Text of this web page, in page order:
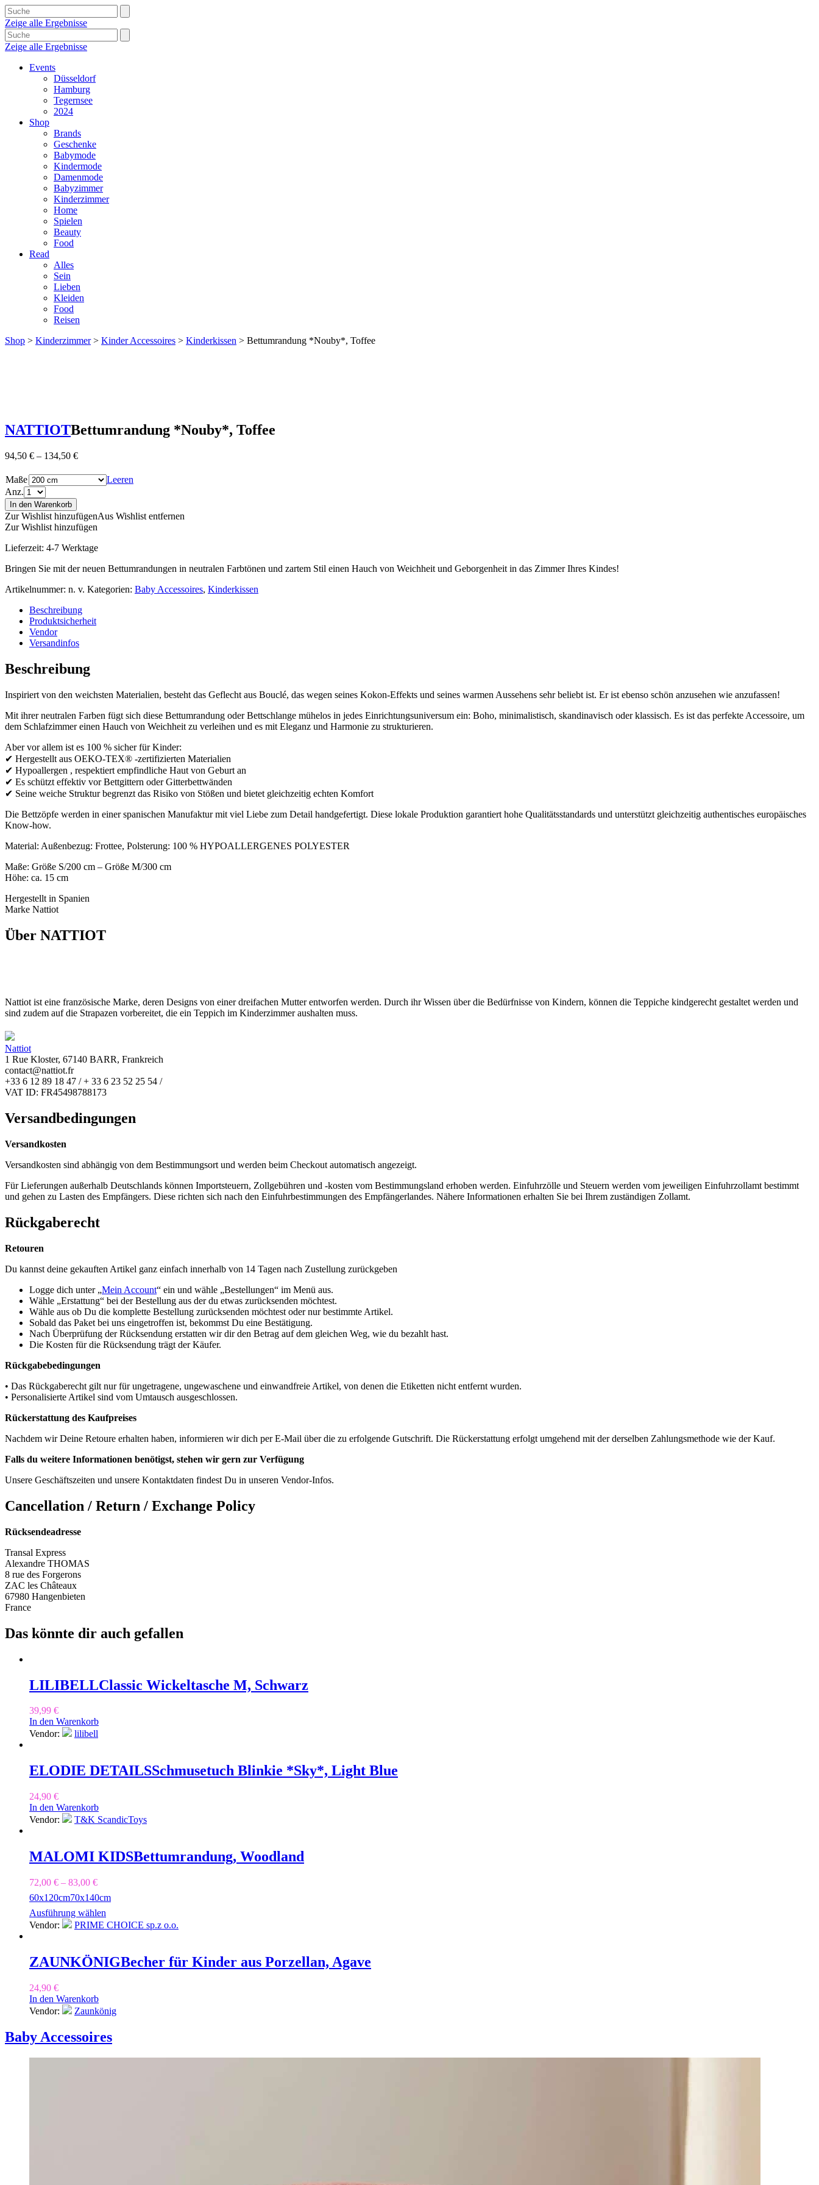
Zeige alle Ergebnisse
Zeige alle Ergebnisse
Events
Düsseldorf
Hamburg
Tegernsee
2024
Shop
Brands
Geschenke
Babymode
Kindermode
Damenmode
Babyzimmer
Kinderzimmer
Home
Spielen
Beauty
Food
Read
Alles
Sein
Lieben
Kleiden
Food
Reisen
Shop > Kinderzimmer> Kinder Accessoires > Kinderkissen > Bettumrandung *Nouby*, Toffee
NATTIOTBettumrandung *Nouby*, Toffee
94,50 € – 134,50 €
Maße
Leeren
Anz.
In den Warenkorb
Zur Wishlist hinzufügenAus Wishlist entfernen
Zur Wishlist hinzufügen
Lieferzeit: 4-7 Werktage
Bringen Sie mit der neuen Bettumrandungen in neutralen Farbtönen und zartem Stil einen Hauch von Weichheit und Geborgenheit in das Zimmer Ihres Kindes!
Artikelnummer: n. v. Kategorien: Baby Accessoires, Kinderkissen
Beschreibung
Produktsicherheit
Vendor
Versandinfos
Beschreibung
Inspiriert von den weichsten Materialien, besteht das Geflecht aus Bouclé, das wegen seines Kokon-Effekts und seines warmen Aussehens sehr beliebt ist. Er ist ebenso schön anzusehen wie anzufassen!
Mit ihrer neutralen Farben fügt sich diese Bettumrandung oder Bettschlange mühelos in jedes Einrichtungsuniversum ein: Boho, minimalistisch, skandinavisch oder klassisch. Es ist das perfekte Accessoire, um
dem Schlafzimmer einen Hauch von Weichheit zu verleihen und es mit Eleganz und Harmonie zu strukturieren.
Aber vor allem ist es 100 % sicher für Kinder:
✔ Hergestellt aus OEKO-TEX® -zertifizierten Materialien
✔ Hypoallergen , respektiert empfindliche Haut von Geburt an
✔ Es schützt effektiv vor Bettgittern oder Gitterbettwänden
✔ Seine weiche Struktur begrenzt das Risiko von Stößen und bietet gleichzeitig echten Komfort
Die Bettzöpfe werden in einer spanischen Manufaktur mit viel Liebe zum Detail handgefertigt. Diese lokale Produktion garantiert hohe Qualitätsstandards und unterstützt gleichzeitig authentisches europäisches
Know-how.
Material: Außenbezug: Frottee, Polsterung: 100 % HYPOALLERGENES POLYESTER
Maße: Größe S/200 cm – Größe M/300 cm
Höhe: ca. 15 cm
Hergestellt in Spanien
Marke Nattiot
Über NATTIOT
Nattiot ist eine französische Marke, deren Designs von einer dreifachen Mutter entworfen werden. Durch ihr Wissen über die Bedürfnisse von Kindern, können die Teppiche kindgerecht gestaltet werden und
sind zudem auf die Strapazen vorbereitet, die ein Teppich im Kinderzimmer aushalten muss.
Nattiot
1 Rue Kloster, 67140 BARR, Frankreich
contact@nattiot.fr
+33 6 12 89 18 47 / + 33 6 23 52 25 54 /
VAT ID: FR45498788173
Versandbedingungen
Versandkosten
Versandkosten sind abhängig von dem Bestimmungsort und werden beim Checkout automatisch angezeigt.
Für Lieferungen außerhalb Deutschlands können Importsteuern, Zollgebühren und -kosten vom Bestimmungsland erhoben werden. Einfuhrzölle und Steuern werden vom jeweiligen Einfuhrzollamt bestimmt
und gehen zu Lasten des Empfängers. Diese richten sich nach den Einfuhrbestimmungen des Empfängerlandes. Nähere Informationen erhalten Sie bei Ihrem zuständigen Zollamt.
Rückgaberecht
Retouren
Du kannst deine gekauften Artikel ganz einfach innerhalb von 14 Tagen nach Zustellung zurückgeben
Logge dich unter „Mein Account“ ein und wähle „Bestellungen“ im Menü aus.
Wähle „Erstattung“ bei der Bestellung aus der du etwas zurücksenden möchtest.
Wähle aus ob Du die komplette Bestellung zurücksenden möchtest oder nur bestimmte Artikel.
Sobald das Paket bei uns eingetroffen ist, bekommst Du eine Bestätigung.
Nach Überprüfung der Rücksendung erstatten wir dir den Betrag auf dem gleichen Weg, wie du bezahlt hast.
Die Kosten für die Rücksendung trägt der Käufer.
Rückgabebedingungen
• Das Rückgaberecht gilt nur für ungetragene, ungewaschene und einwandfreie Artikel, von denen die Etiketten nicht entfernt wurden.
• Personalisierte Artikel sind vom Umtausch ausgeschlossen.
Rückerstattung des Kaufpreises
Nachdem wir Deine Retoure erhalten haben, informieren wir dich per E-Mail über die zu erfolgende Gutschrift. Die Rückerstattung erfolgt umgehend mit der derselben Zahlungsmethode wie der Kauf.
Falls du weitere Informationen benötigst, stehen wir gern zur Verfügung
Unsere Geschäftszeiten und unsere Kontaktdaten findest Du in unseren Vendor-Infos.
Cancellation / Return / Exchange Policy
Rücksendeadresse
Transal Express
Alexandre THOMAS
8 rue des Forgerons
ZAC les Châteaux
67980 Hangenbieten
France
Das könnte dir auch gefallen
LILIBELLClassic Wickeltasche M, Schwarz
39,99 €
In den Warenkorb
Vendor:
lilibell
ELODIE DETAILSSchmusetuch Blinkie *Sky*, Light Blue
24,90 €
In den Warenkorb
Vendor:
T&K ScandicToys
MALOMI KIDSBettumrandung, Woodland
72,00 € – 83,00 €
60x120cm70x140cm
Ausführung wählen
Vendor:
PRIME CHOICE sp.z o.o.
ZAUNKÖNIGBecher für Kinder aus Porzellan, Agave
24,90 €
In den Warenkorb
Vendor:
Zaunkönig
Baby Accessoires